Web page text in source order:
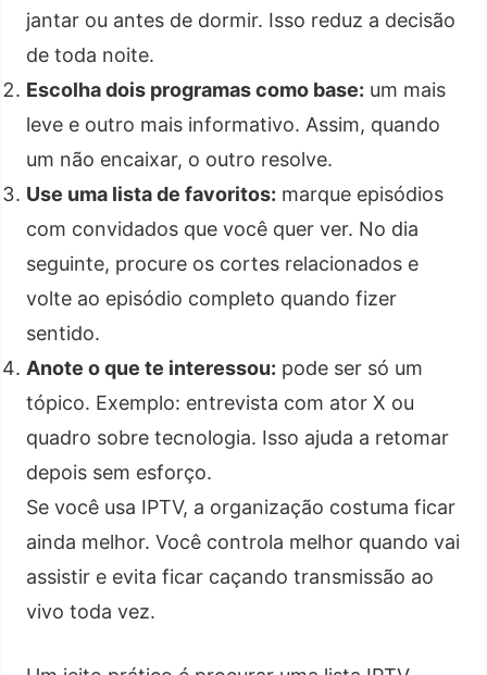
jantar ou antes de dormir. Isso reduz a decisão
de toda noite.
Escolha dois programas como base: um mais
leve e outro mais informativo. Assim, quando
um não encaixar, o outro resolve.
Use uma lista de favoritos: marque episódios
com convidados que você quer ver. No dia
seguinte, procure os cortes relacionados e
volte ao episódio completo quando fizer
sentido.
Anote o que te interessou: pode ser só um
tópico. Exemplo: entrevista com ator X ou
quadro sobre tecnologia. Isso ajuda a retomar
depois sem esforço.
Se você usa IPTV, a organização costuma ficar
ainda melhor. Você controla melhor quando vai
assistir e evita ficar caçando transmissão ao
vivo toda vez.